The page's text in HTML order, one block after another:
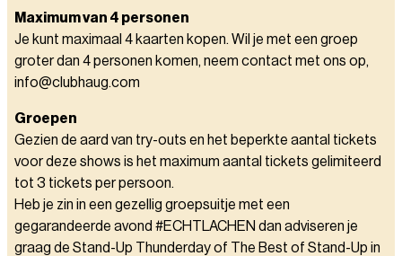
Maximum van 4 personen
Je kunt maximaal 4 kaarten kopen. Wil je met een groep
groter dan 4 personen komen, neem contact met ons op,
info@clubhaug.com
Groepen
Gezien de aard van try-outs en het beperkte aantal tickets
voor deze shows is het maximum aantal tickets gelimiteerd
tot 3 tickets per persoon.
Heb je zin in een gezellig groepsuitje met een
gegarandeerde avond #ECHTLACHEN dan adviseren je
graag de Stand-Up Thunderday of The Best of Stand-Up in